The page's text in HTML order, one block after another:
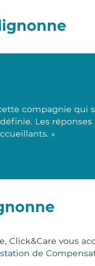
compagnie qui
Les réponses
»
vous
de